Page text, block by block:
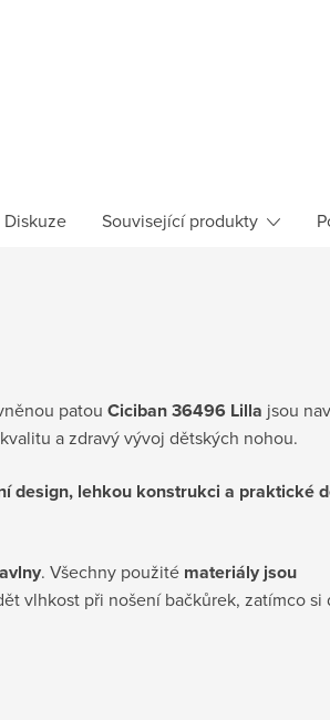
Diskuze Související produkty
patou Ciciban 36496 Lilla jsou
a zdravý vývoj dětských nohou.
design, lehkou konstrukci a praktické
. Všechny použité materiály jsou
vlhkost při nošení bačkůrek, zatímco si